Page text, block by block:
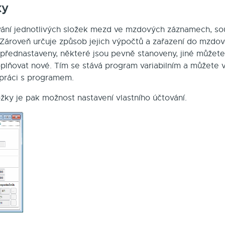
jednotlivých složek mezd ve mzdových záznamech,
určuje způsob jejich výpočtů a zařazení do
některé jsou pevně stanoveny, jiné
nové. Tím se stává program variabilním a můžete
s programem.
je pak možnost nastavení vlastního účtování.